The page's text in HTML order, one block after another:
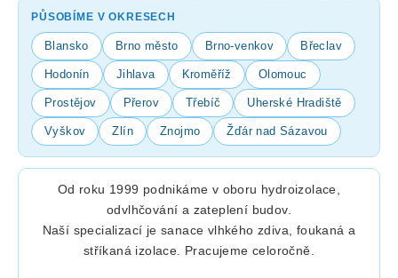
PŮSOBÍME V OKRESECH
Blansko Brno město Brno-venkov Břeclav
Hodonín Jihlava Kroměříž Olomouc
Prostějov Přerov Třebíč Uherské Hradiště
Vyškov Zlín Znojmo Žďár nad Sázavou
Od roku 1999 podnikáme v oboru hydroizolace,
odvlhčování a zateplení budov.
Naší specializací je sanace vlhkého zdiva, foukaná a
stříkaná izolace. Pracujeme celoročně.